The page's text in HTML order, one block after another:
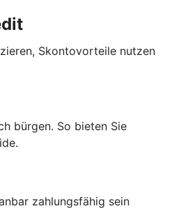
Skontovorteile nutzen
bürgen. So bieten Sie
zahlungsfähig sein